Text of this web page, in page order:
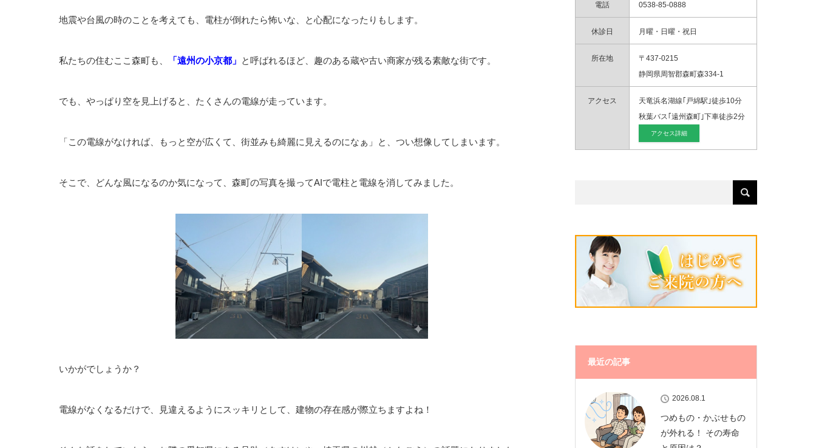
地震や台⾵の時のことを考えても、電柱が倒れたら怖いな、と⼼配になったりもします。
私たちの住むここ森町も、 「遠州の⼩京都」 と呼ばれるほど、趣のある蔵や古い商家が残る素敵な街です。
でも、やっぱり空を⾒上げると、たくさんの電線が⾛っています。
「この電線がなければ、もっと空が広くて、街並みも綺麗に⾒えるのになぁ」と、つい想像してしまいます。
そこで、どんな⾵になるのか気になって、森町の写真を撮ってAIで電柱と電線を消してみました。
いかがでしょうか？
電線がなくなるだけで、⾒違えるようにスッキリとして、建物の存在感が際⽴ちますよね！
電話 0538-85-0888
休診日 月曜・日曜・祝日
所在地
〒437-0215
静岡県周智郡森町森334-1
アクセス
天竜浜名湖線｢戸綿駅｣徒歩10分
秋葉バス｢遠州森町｣下車徒歩2分
アクセス詳細
最近の記事
2026.08.1
つめもの・かぶせもの
が外れる！ その寿命